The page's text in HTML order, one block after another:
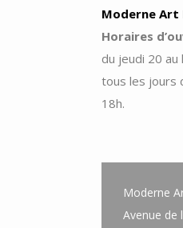
Moderne Art
Horaires
du jeudi 20
tous les jours
18h.
Moderne
Avenue de